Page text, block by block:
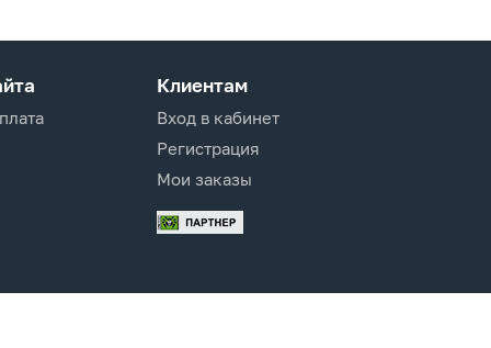
Клиентам
Вход в кабинет
Регистрация
Мои заказы